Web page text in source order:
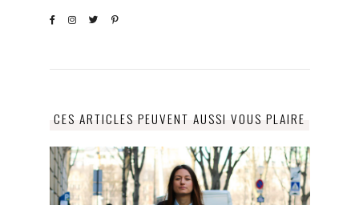
CES ARTICLES PEUVENT AUSSI VOUS PLAIRE